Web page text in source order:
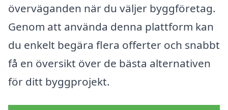
överväganden när du väljer byggföretag.
Genom att använda denna plattform kan
du enkelt begära flera offerter och snabbt
få en översikt över de bästa alternativen
för ditt byggprojekt.